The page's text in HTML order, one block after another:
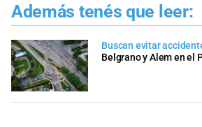
Además tenés que leer:
Buscan evitar
Belgrano y Alem en el